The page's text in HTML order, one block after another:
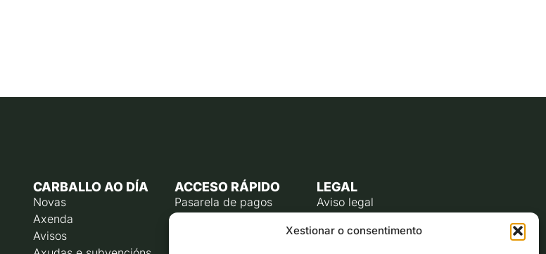
Xestionar o consentimento
CARBALLO AO DÍA
Novas
Axenda
Avisos
ACCESO RÁPIDO
Pasarela de pagos
LEGAL
Aviso legal
Política de cookies (UE)